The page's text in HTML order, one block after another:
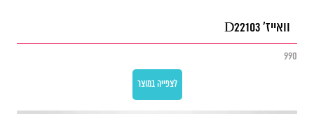
וואייז' D22103
990
לצפייה במוצר